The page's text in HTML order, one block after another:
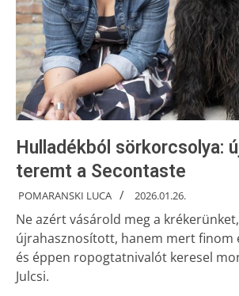
Hulladékból sörkorcsolya:
teremt a Secontaste
POMARANSKI LUCA 2026.01.26.
Ne azért vásárold meg a
újrahasznosított, hanem mert finom
és éppen ropogtatnivalót keresel
Julcsi.